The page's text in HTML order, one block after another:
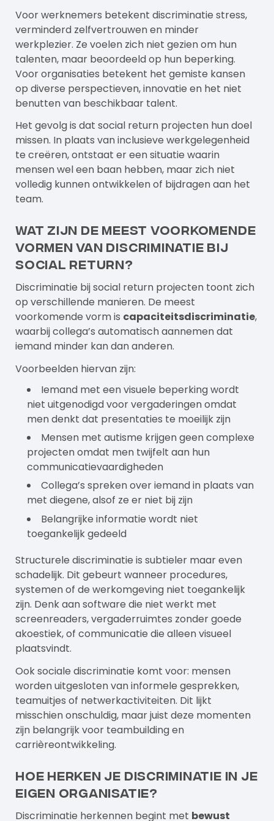
Voor werknemers betekent discriminatie stress,
verminderd zelfvertrouwen en minder
werkplezier. Ze voelen zich niet gezien om hun
talenten, maar beoordeeld op hun beperking.
Voor organisaties betekent het gemiste kansen
op diverse perspectieven, innovatie en het niet
benutten van beschikbaar talent.
Het gevolg is dat social return projecten hun doel
missen. In plaats van inclusieve werkgelegenheid
te creëren, ontstaat er een situatie waarin
mensen wel een baan hebben, maar zich niet
volledig kunnen ontwikkelen of bijdragen aan het
team.
Wat zijn de meest voorkomende
vormen van discriminatie bij
social return?
Discriminatie bij social return projecten toont zich
op verschillende manieren. De meest
voorkomende vorm is capaciteitsdiscriminatie,
waarbij collega’s automatisch aannemen dat
iemand minder kan dan anderen.
Voorbeelden hiervan zijn:
Iemand met een visuele beperking wordt
niet uitgenodigd voor vergaderingen omdat
men denkt dat presentaties te moeilijk zijn
Mensen met autisme krijgen geen complexe
projecten omdat men twijfelt aan hun
communicatievaardigheden
Collega’s spreken over iemand in plaats van
met diegene, alsof ze er niet bij zijn
Belangrijke informatie wordt niet
toegankelijk gedeeld
Structurele discriminatie is subtieler maar even
schadelijk. Dit gebeurt wanneer procedures,
systemen of de werkomgeving niet toegankelijk
zijn. Denk aan software die niet werkt met
screenreaders, vergaderruimtes zonder goede
akoestiek, of communicatie die alleen visueel
plaatsvindt.
Ook sociale discriminatie komt voor: mensen
worden uitgesloten van informele gesprekken,
teamuitjes of netwerkactiviteiten. Dit lijkt
misschien onschuldig, maar juist deze momenten
zijn belangrijk voor teambuilding en
carrièreontwikkeling.
Hoe herken je discriminatie in je
eigen organisatie?
Discriminatie herkennen begint met bewust